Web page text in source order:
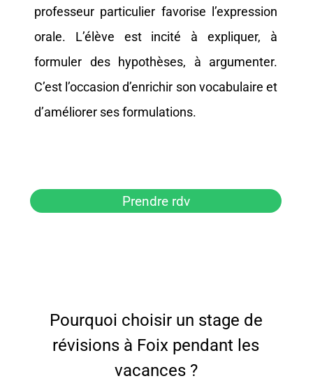
professeur particulier favorise l’expression
orale. L’élève est incité à expliquer, à
formuler des hypothèses, à argumenter.
C’est l’occasion d’enrichir son vocabulaire et
d’améliorer ses formulations.
Prendre rdv
Pourquoi choisir un stage de
révisions à Foix pendant les
vacances ?